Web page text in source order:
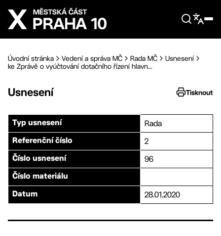
Přejít na hlavní obsah
Úvodní stránka Vedení a správa MČ Rada MČ
Usnesení
ke Zprávě o vyúčtování dotačního řízení hlavn...
Usnesení Tisknout
Typ usnesení Rada
Referenční číslo 2
Číslo usnesení 96
Číslo materiálu
Datum 28.01.2020